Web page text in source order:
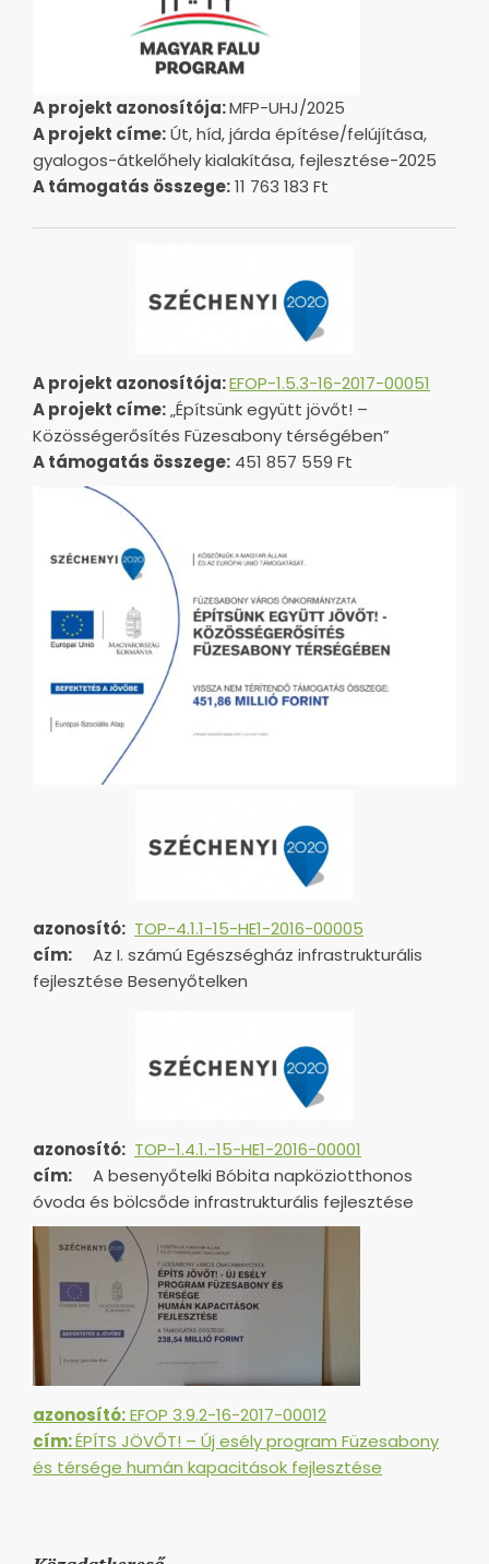
A projekt azonosítója:MFP-UHJ/2025
A projekt címe:Út, híd, járda építése/felújítása,
gyalogos-átkelőhely kialakítása, fejlesztése-2025
A támogatás összege:11 763 183 Ft
A projekt azonosítója:EFOP-1.5.3-16-2017-00051
A projekt címe:„Építsünk együtt jövőt! –
Közösségerősítés Füzesabony térségében”
A támogatás összege: 451 857 559 Ft
azonosító: TOP-4.1.1-15-HE1-2016-00005
cím:
Az I. számú Egészségház infrastrukturális
fejlesztése Besenyőtelken
azonosító: TOP-1.4.1.-15-HE1-2016-00001
cím:
A besenyőtelki Bóbita napköziotthonos
óvoda és bölcsőde infrastrukturális fejlesztése
azonosító:EFOP 3.9.2-16-2017-00012
cím:ÉPÍTS JÖVŐT! – Új esély program Füzesabony
és térsége humán kapacitások fejlesztése